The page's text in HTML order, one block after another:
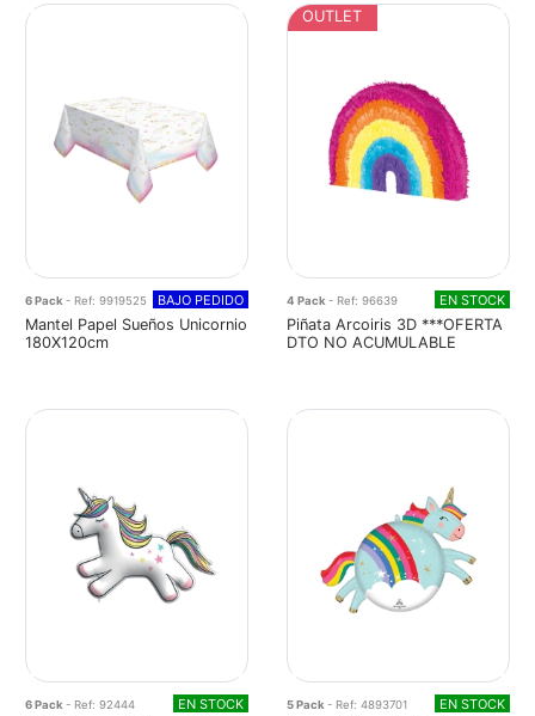
6 Pack - Ref: 9919525 BAJO PEDIDO
Mantel Papel Sueños Unicornio
180X120cm
OUTLET
4 Pack - Ref: 96639 EN STOCK
Piñata Arcoiris 3D ***OFERTA
DTO NO ACUMULABLE
6 Pack- Ref: 92444 EN STOCK 5 Pack- Ref: 4893701 EN STOCK